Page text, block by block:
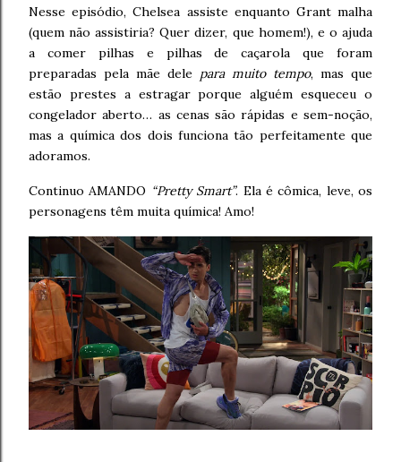
Nesse episódio, Chelsea assiste enquanto Grant malha
(quem não assistiria? Quer dizer, que homem!), e o ajuda
a comer pilhas e pilhas de caçarola que foram
preparadas pela mãe dele para muito tempo, mas que
estão prestes a estragar porque alguém esqueceu o
congelador aberto… as cenas são rápidas e sem-noção,
mas a química dos dois funciona tão perfeitamente que
adoramos.
Continuo AMANDO “Pretty Smart”. Ela é cômica, leve, os
personagens têm muita química! Amo!